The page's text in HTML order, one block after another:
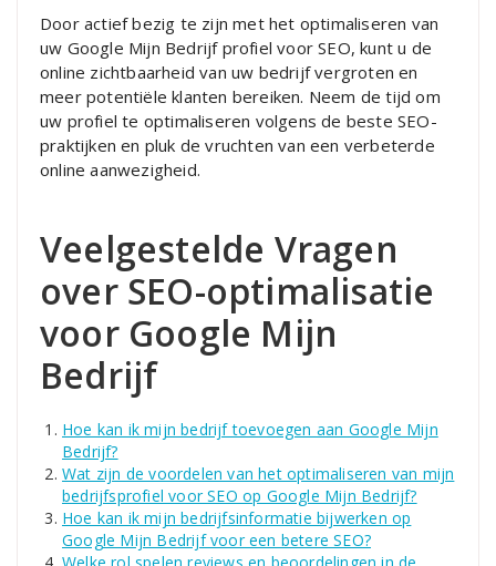
Door actief bezig te zijn met het optimaliseren van
uw Google Mijn Bedrijf profiel voor SEO, kunt u de
online zichtbaarheid van uw bedrijf vergroten en
meer potentiële klanten bereiken. Neem de tijd om
uw profiel te optimaliseren volgens de beste SEO-
praktijken en pluk de vruchten van een verbeterde
online aanwezigheid.
Veelgestelde Vragen
over SEO-optimalisatie
voor Google Mijn
Bedrijf
Hoe kan ik mijn bedrijf toevoegen aan Google Mijn
Bedrijf?
Wat zijn de voordelen van het optimaliseren van mijn
bedrijfsprofiel voor SEO op Google Mijn Bedrijf?
Hoe kan ik mijn bedrijfsinformatie bijwerken op
Google Mijn Bedrijf voor een betere SEO?